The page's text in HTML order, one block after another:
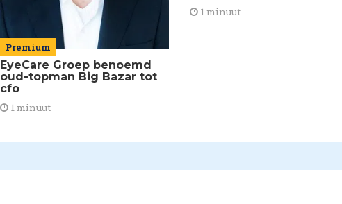
Premium
EyeCare Groep benoemd
oud-topman Big Bazar tot
cfo
1 minuut
1 minuut